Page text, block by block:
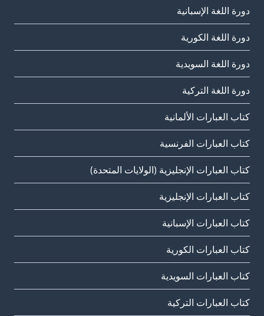
دورة اللغة الإسبانية
دورة اللغة الكورية
دورة اللغة السويدية
دورة اللغة التركية
كتاب العبارات الألمانية
كتاب العبارات الفرنسية
كتاب العبارات الإنجليزية (الولايات المتحدة)
كتاب العبارات الإنجليزية
كتاب العبارات الإسبانية
كتاب العبارات الكورية
كتاب العبارات السويدية
كتاب العبارات التركية